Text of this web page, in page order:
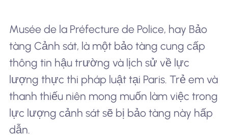
Musée de la Préfecture de Police, hay Bảo
tàng Cảnh sát, là một bảo tàng cung cấp
thông tin hậu trường và lịch sử về lực
lượng thực thi pháp luật tại Paris. Trẻ em và
thanh thiếu niên mong muốn làm việc trong
lực lượng cảnh sát sẽ bị bảo tàng này hấp
dẫn.